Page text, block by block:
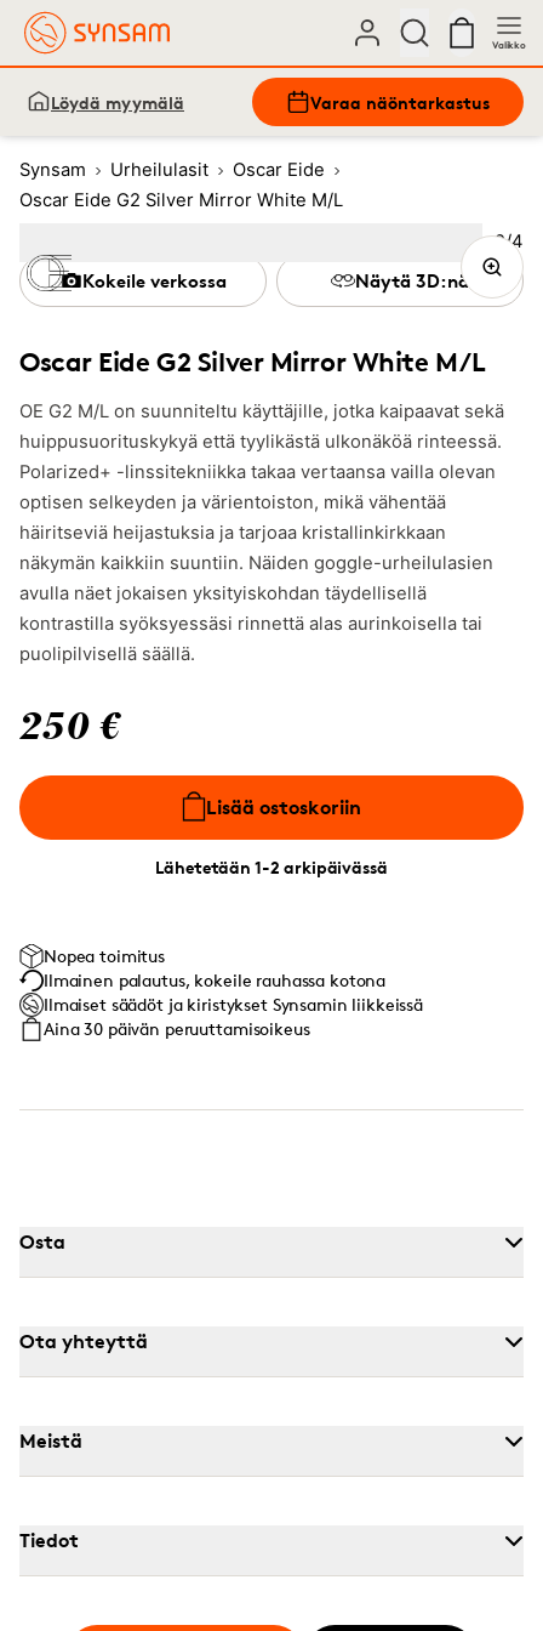
Valikko
Löydä myymälä Varaa näöntarkastus
Synsam Urheilulasit
Oscar Eide
Oscar Eide G2 Silver Mirror White M/L
Oscar Eide G2 Silver Mirror White M/L
OE G2 M/L on suunniteltu käyttäjille, jotka kaipaavat sekä
huippusuorituskykyä että tyylikästä ulkonäköä rinteessä.
Polarized+ -linssitekniikka takaa vertaansa vailla olevan
optisen selkeyden ja värientoiston, mikä vähentää
häiritseviä heijastuksia ja tarjoaa kristallinkirkkaan
näkymän kaikkiin suuntiin. Näiden goggle-urheilulasien
avulla näet jokaisen yksityiskohdan täydellisellä
kontrastilla syöksyessäsi rinnettä alas aurinkoisella tai
puolipilvisellä säällä.
250 €
Lisää ostoskoriin
Lähetetään 1-2 arkipäivässä
Kokeile verkossa Näytä 3D:nä
Nopea toimitus
Ilmainen palautus, kokeile rauhassa kotona
Ilmaiset säädöt ja kiristykset Synsamin liikkeissä
Aina 30 päivän peruuttamisoikeus
Kuva
2/4
Image 4
Osta
Ota yhteyttä
Meistä
Tiedot